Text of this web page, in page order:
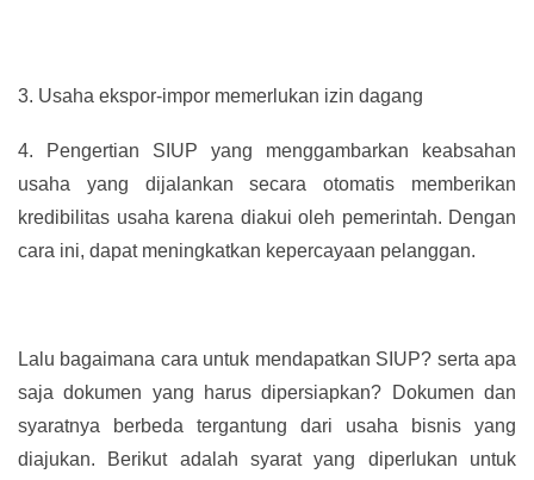
3. Usaha ekspor-impor memerlukan izin dagang
4.
Pengertian SIUP yang menggambarkan keabsahan
usaha yang dijalankan secara otomatis memberikan
kredibilitas usaha karena diakui oleh pemerintah. Dengan
cara ini, dapat meningkatkan kepercayaan pelanggan.
Lalu bagaimana cara untuk mendapatkan SIUP? serta apa
saja dokumen yang harus dipersiapkan? Dokumen dan
syaratnya berbeda tergantung dari usaha bisnis yang
diajukan. Berikut adalah syarat yang diperlukan untuk